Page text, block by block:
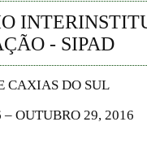
- SIPAD
CAXIAS DO SUL
OUTUBRO 29, 2016